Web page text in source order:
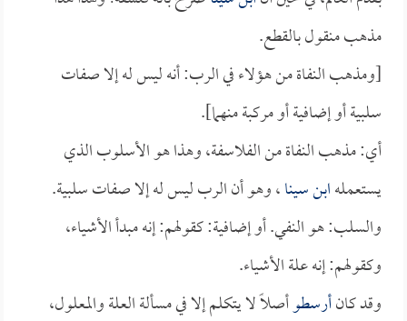
مذهب منقول بالقطع.
[ومذهب النفاة من هؤلاء في الرب: أنه ليس له إلا صفات
سلبية أو إضافية أو مركبة منهما].
أي: مذهب النفاة من الفلاسفة، وهذا هو الأسلوب الذي
يستعملهابن سينا، وهو أن الرب ليس له إلا صفات سلبية.
والسلب: هو النفي. أو إضافية: كقولهم: إنه مبدأ الأشياء،
وكقولهم: إنه علة الأشياء.
وقد كانأرسطوأصلاً لا يتكلم إلا في مسألة العلة والمعلول،